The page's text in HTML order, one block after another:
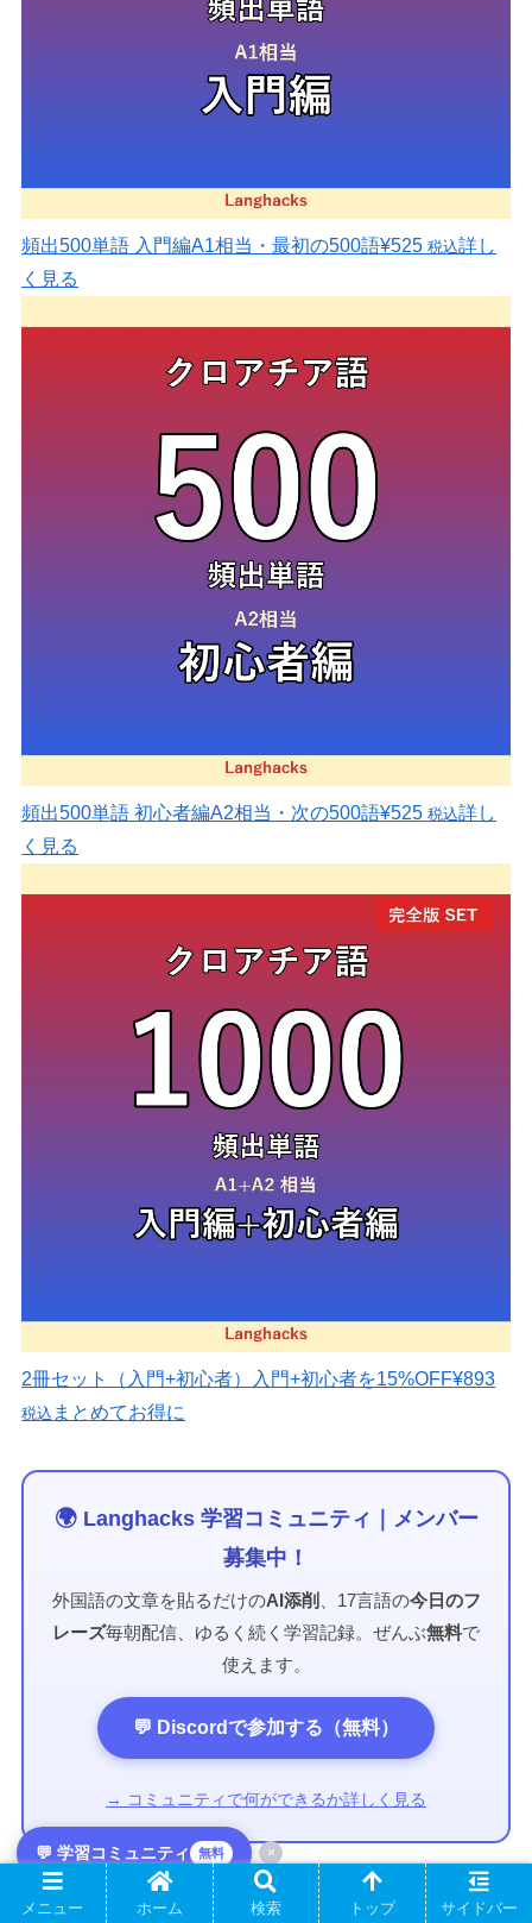
頻出500単語 入門編A1相当・最初の500語¥525 税込詳し
く見る
頻出500単語 初心者編A2相当・次の500語¥525 税込詳し
く見る
2冊セット（入門+初心者） 入門+初心者を15%OFF¥893
税込 まとめてお得に
🌍 Langhacks 学習コミュニティ｜メンバー
募集中！
外国語の文章を貼るだけのAI添削 、17言語の今日のフ
レーズ毎朝配信、ゆるく続く学習記録。ぜんぶ無料で
使えます。
💬 Discordで参加する（無料）
→ コミュニティで何ができるか詳しく見る
💬 学習コミュニティ 無料 ×
クロアチア語
メニュー ホーム 検索 トップ サイドバー